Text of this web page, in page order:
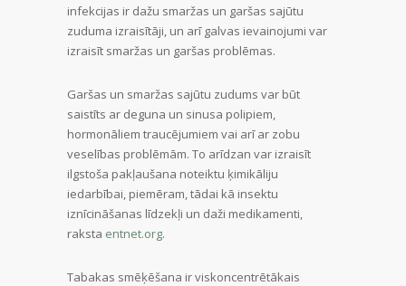
infekcijas ir dažu smaržas un garšas sajūtu
zuduma izraisītāji, un arī galvas ievainojumi var
izraisīt smaržas un garšas problēmas.
Garšas un smaržas sajūtu zudums var būt
saistīts ar deguna un sinusa polipiem,
hormonāliem traucējumiem vai arī ar zobu
veselības problēmām. To arīdzan var izraisīt
ilgstoša pakļaušana noteiktu ķimikāliju
iedarbībai, piemēram, tādai kā insektu
iznīcināšanas līdzekļi un daži medikamenti,
raksta entnet.org.
Tabakas smēķēšana ir viskoncentrētākais